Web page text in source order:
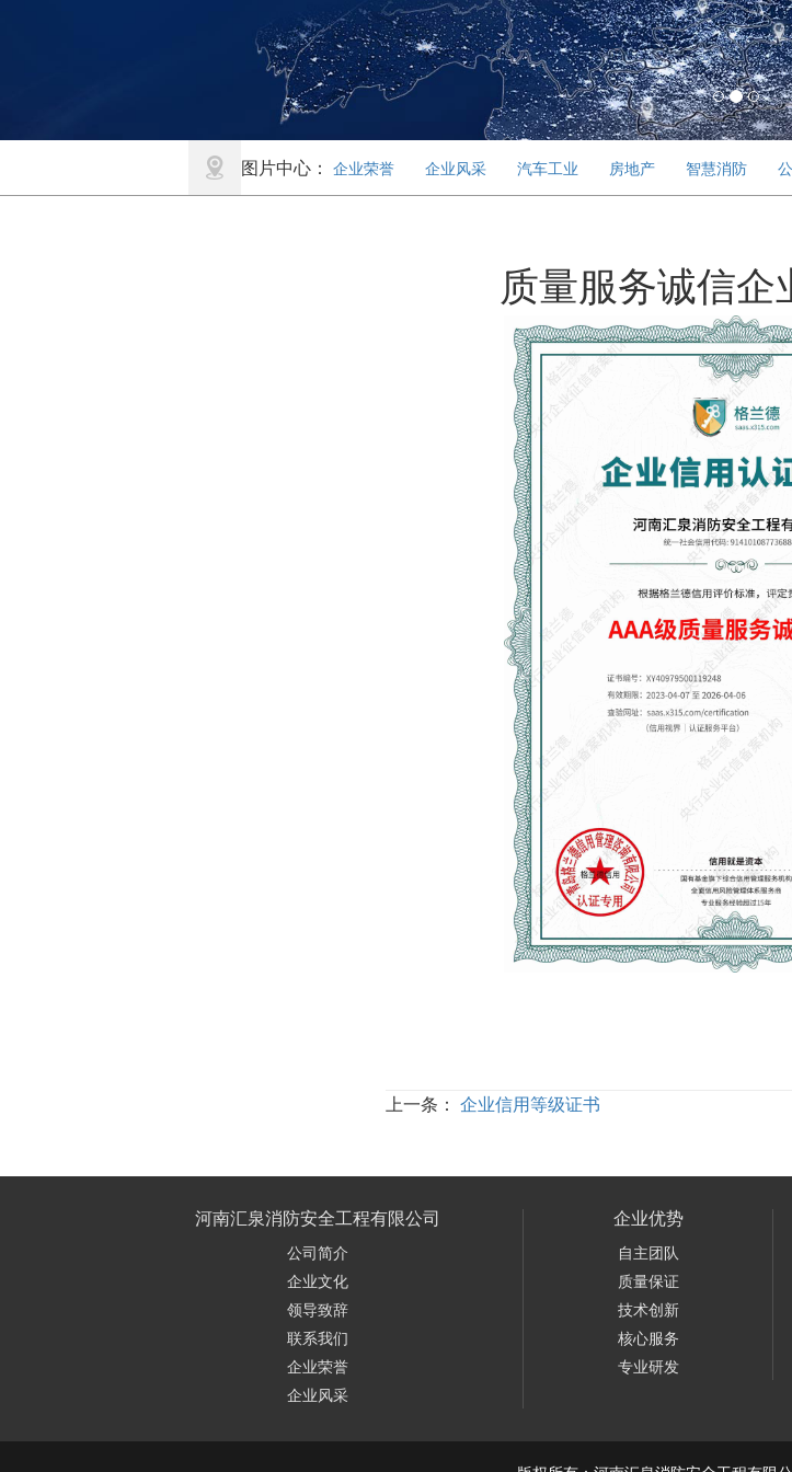
图片中心： 企业荣誉 企业风采 汽车工业 房地产 智慧消防
质量服务诚信企
上一条： 企业信用等级证书
河南汇泉消防安全工程有限公司
公司简介
企业文化
领导致辞
联系我们
企业荣誉
企业风采
企业优势
自主团队
质量保证
技术创新
核心服务
专业研发